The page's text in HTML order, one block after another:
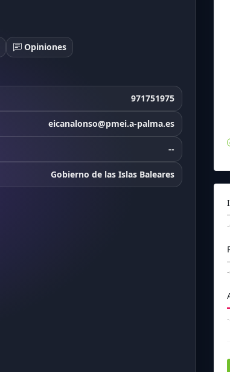
Opiniones
971751975
eicanalonso@pmei.a-palma.es
--
Gobierno de las Islas Baleares